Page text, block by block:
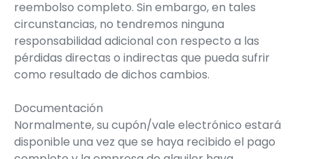
reembolso completo. Sin embargo, en tales
circunstancias, no tendremos ninguna
responsabilidad adicional con respecto a las
pérdidas directas o indirectas que pueda sufrir
como resultado de dichos cambios.
Documentación
Normalmente, su cupón/vale electrónico estará
disponible una vez que se haya recibido el pago